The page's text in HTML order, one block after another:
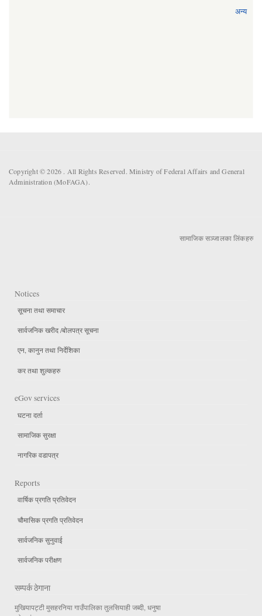
अन्य
Copyright © 2026 . All Rights Reserved. Ministry of Federal Affairs and General
Administration (MoFAGA).
सामाजिक सञ्जालका लिंकहरु
Notices
सूचना तथा समाचार
सार्वजनिक खरीद /बोलपत्र सूचना
एन, कानुन तथा निर्देशिका
कर तथा शुल्कहरु
eGov services
घटना दर्ता
सामाजिक सुरक्षा
नागरिक वडापत्र
Reports
वार्षिक प्रगति प्रतिवेदन
चौमासिक प्रगति प्रतिवेदन
सार्वजनिक सुनुवाई
सार्वजनिक परीक्षण
सम्पर्क ठेगाना
मुखियापट्टी मुसहरनिया गाउँपालिका तुलसियाही जब्दी, धनुषा